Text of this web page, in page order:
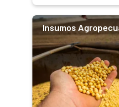
Insumos